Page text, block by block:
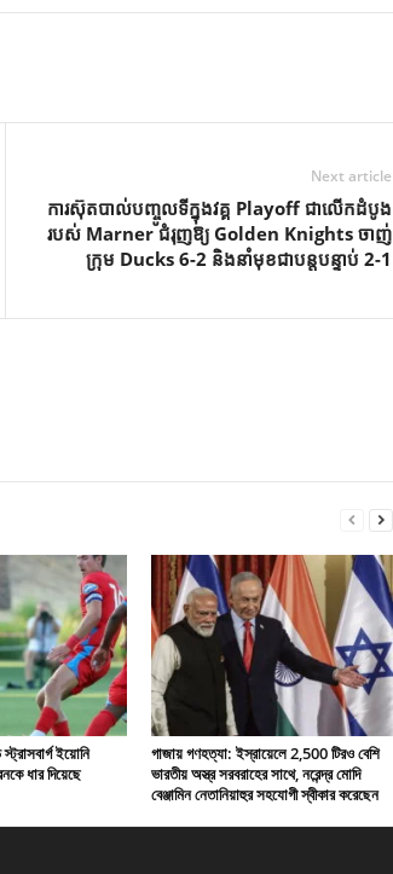
Next article
ការ​ស៊ុត​បាល់​បញ្ចូល​ទី​ក្នុង​វគ្គ Playoff ជា​លើក​ដំបូង​
របស់ Marner ជំរុញ​ឱ្យ Golden Knights ចាញ់​
ក្រុម Ducks 6-2 និង​នាំមុខ​ជា​បន្តបន្ទាប់ 2-1
ইয়োনি
ধার দিয়েছে
গাজায় গণহত্যা: ইস্রায়েলে 2,500 টিরও বেশি
ভারতীয় অস্ত্র সরবরাহের সাথে, নরেন্দ্র মোদি
বেঞ্জামিন নেতানিয়াহুর সহযোগী স্বীকার করেছেন